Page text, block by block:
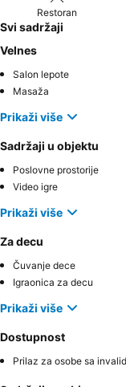
Restoran
Svi sadržaji
Velnes
Salon lepote
Masaža
Prikaži više
Sadržaji u objektu
Poslovne prostorije
Video igre
Prikaži više
Za decu
Čuvanje dece
Igraonica za decu
Prikaži više
Dostupnost
Prilaz za osobe sa